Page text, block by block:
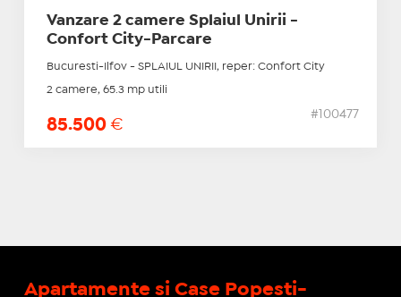
Vanzare 2 camere Splaiul Unirii -
Confort City-Parcare
Bucuresti-Ilfov - SPLAIUL UNIRII, reper: Confort City
2 camere, 65.3 mp utili
85.500 €
#100477
Apartamente si Case Popesti-